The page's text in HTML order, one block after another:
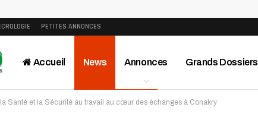
PETITES ANNONCES
Accueil News Annonces Grands Dossiers
la Santé et la Sécurité au travail au cœur des échanges à Conakry